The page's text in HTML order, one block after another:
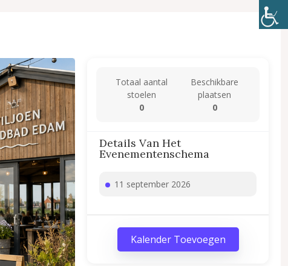
Totaal aantal
stoelen
0
Beschikbare
plaatsen
0
Details Van Het
Evenementenschema
11 september 2026
Kalender Toevoegen